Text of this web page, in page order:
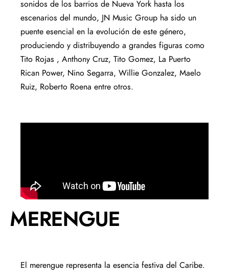
sonidos de los barrios de Nueva York hasta los
escenarios del mundo, JN Music Group ha sido un
puente esencial en la evolución de este género,
produciendo y distribuyendo a grandes figuras como
Tito Rojas , Anthony Cruz, Tito Gomez, La Puerto
Rican Power, Nino Segarra, Willie Gonzalez, Maelo
Ruiz, Roberto Roena entre otros.
MERENGUE
El merengue representa la esencia festiva del Caribe.